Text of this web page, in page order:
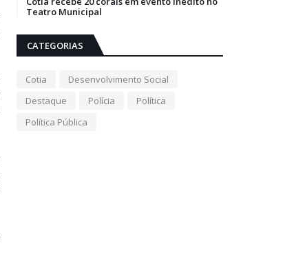
Teatro Municipal
CATEGORIAS
Cotia
Desenvolvimento Social
Destaque
Polícia
Política
Política Pública